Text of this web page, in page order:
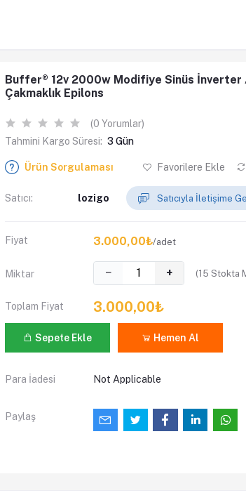
Buffer® 12v 2000w Modifiye Sinüs İnverter
Çakmaklık Epilons
(0 Yorumlar)
Tahmini Kargo Süresi: 3 Gün
Ürün Sorgulaması Favorilere Ekle
Satıcı: lozigo Satıcıyla İletişime
Fiyat 3.000,00₺/adet
Miktar − + (15 Stokta
Toplam Fiyat 3.000,00₺
Sepete Ekle Hemen Al
Para İadesi Not Applicable
Paylaş